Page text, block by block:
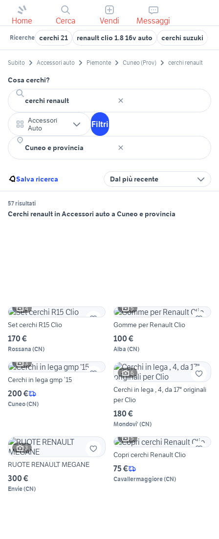
Home Cerca Vendi Messaggi
Ricerche cerchi 21 renault clio 1.8 16v auto cerchi suzuki
Subito Accessori auto Piemonte Cuneo (Prov) cerchi renault
Cosa cerchi?
Accessori
Auto
Filtri
Salva ricerca Dal più recente
57 risultati
Cerchi renault in Accessori auto a Cuneo e provincia
4
Set cerchi R15 Clio
170 €
Rossana (CN)
5
Gomme per Renault Clio
100 €
Alba (CN)
3
Cerchi in lega gmp ‘15
200 €
Cuneo(CN)
6
Cerchi in lega , 4, da 17" originali
per Clio
180 €
Mondovi' (CN)
3
RUOTE RENAULT MEGANE
300 €
Envie(CN)
5
Copri cerchi Renault Clio
75 €
Cavallermaggiore(CN)